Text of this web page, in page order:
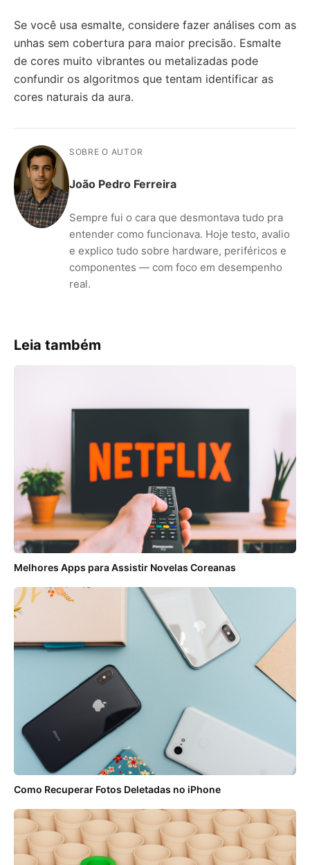
Se você usa esmalte, considere fazer análises com as
unhas sem cobertura para maior precisão. Esmalte
de cores muito vibrantes ou metalizadas pode
confundir os algoritmos que tentam identificar as
cores naturais da aura.
SOBRE O AUTOR
João Pedro Ferreira
Sempre fui o cara que desmontava tudo pra
entender como funcionava. Hoje testo, avalio
e explico tudo sobre hardware, periféricos e
componentes — com foco em desempenho
real.
Leia também
Melhores Apps para Assistir Novelas Coreanas
Como Recuperar Fotos Deletadas no iPhone